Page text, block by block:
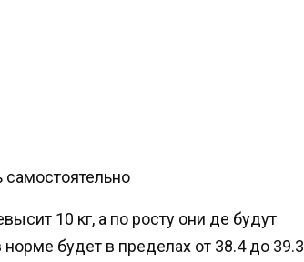
10 кг, а по росту они де будут
будет в пределах от 38.4 до 39.3